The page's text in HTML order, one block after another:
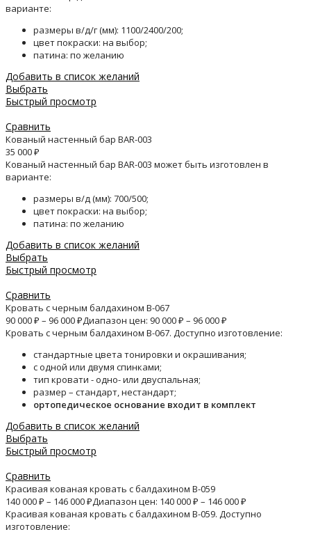
варианте:
размеры в/д/г (мм): 1100/2400/200;
цвет покраски: на выбор;
патина: по желанию
Добавить в список желаний
Выбрать
Быстрый просмотр
Сравнить
Кованый настенный бар BAR-003
35 000₽
Кованый настенный бар BAR-003 может быть изготовлен в
варианте:
размеры в/д (мм): 700/500;
цвет покраски: на выбор;
патина: по желанию
Добавить в список желаний
Выбрать
Быстрый просмотр
Сравнить
Кровать с черным балдахином B-067
90 000₽ – 96 000₽Диапазон цен: 90 000 ₽ – 96 000 ₽
Кровать с черным балдахином B-067. Доступно изготовление:
стандартные цвета тонировки и окрашивания;
с одной или двумя спинками;
тип кровати - одно- или двуспальная;
размер – стандарт, нестандарт;
ортопедическое основание входит в комплект
Добавить в список желаний
Выбрать
Быстрый просмотр
Сравнить
Красивая кованая кровать с балдахином B-059
140 000₽ – 146 000₽Диапазон цен: 140 000 ₽ – 146 000 ₽
Красивая кованая кровать с балдахином B-059. Доступно
изготовление: